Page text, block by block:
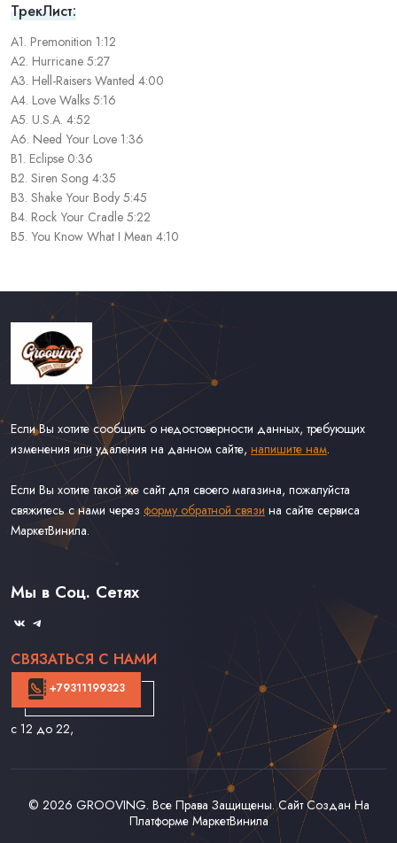
ТрекЛист:
A1. Premonition 1:12
A2. Hurricane 5:27
A3. Hell-Raisers Wanted 4:00
A4. Love Walks 5:16
A5. U.S.A. 4:52
A6. Need Your Love 1:36
B1. Eclipse 0:36
B2. Siren Song 4:35
B3. Shake Your Body 5:45
B4. Rock Your Cradle 5:22
B5. You Know What I Mean 4:10
Если Вы хотите сообщить о недостоверности данных, требующих
изменения или удаления на данном сайте, напишите нам.
Если Вы хотите такой же сайт для своего магазина, пожалуйста
свяжитесь с нами через форму обратной связи на сайте сервиса
МаркетВинила.
Связаться С Нами
Оферта
Мы в Соц. Сетях
СВЯЗАТЬСЯ С НАМИ
+79311199323
с 12 до 22,
© 2026 GROOVING. Все Права Защищены. Сайт Создан На
Платформе МаркетВинила